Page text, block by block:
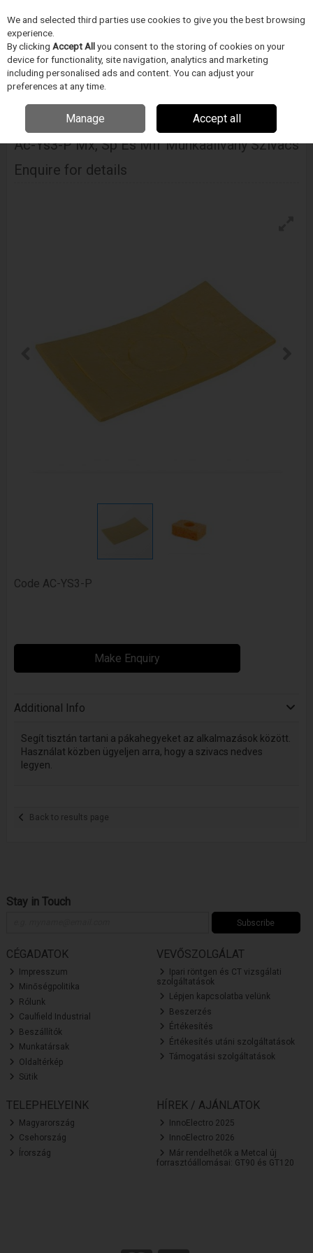
Skip to content
Menu
Home ELEKTRONIKA GYÁRTÁS/FORRASZTÁSTECHNIKA
Szivacs
Ac-Ys3-P Mx, Sp És Mfr Munkaállvány Szivacs
Enquire for details
Code AC-YS3-P
Make Enquiry
Additional Info
Segít tisztán tartani a pákahegyeket az alkalmazások között.
Használat közben ügyeljen arra, hogy a szivacs nedves
legyen.
Back to results page
Stay in Touch
Subscribe
CÉGADATOK
Impresszum
Minőségpolitika
Rólunk
Caulfield Industrial
Beszállítók
Munkatársak
Oldaltérkép
Sütik
VEVŐSZOLGÁLAT
Ipari röntgen és CT vizsgálati
szolgáltatások
Lépjen kapcsolatba velünk
Beszerzés
Értékesítés
Értékesítés utáni szolgáltatások
Támogatási szolgáltatások
TELEPHELYEINK
Magyarország
Csehország
Írország
HÍREK / AJÁNLATOK
InnoElectro 2025
InnoElectro 2026
Már rendelhetők a Metcal új
forrasztóállomásai: GT90 és GT120
We and selected third parties use cookies to give you the best browsing
experience.
By clicking Accept Allyou consent to the storing of cookies on your
device for functionality, site navigation, analytics and marketing
including personalised ads and content. You can adjust your
preferences at any time.
Manage Accept all